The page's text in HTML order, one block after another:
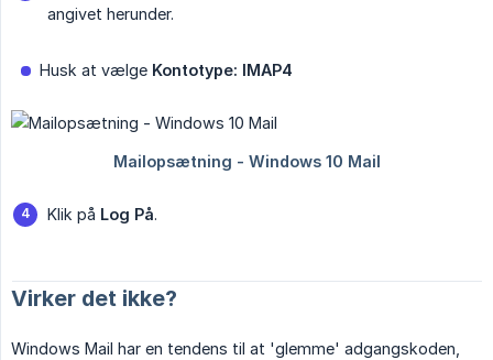
angivet herunder.
Husk at vælge Kontotype: IMAP4
Klik på Log På.
Virker det ikke?
Windows Mail har en tendens til at 'glemme' adgangskoden,